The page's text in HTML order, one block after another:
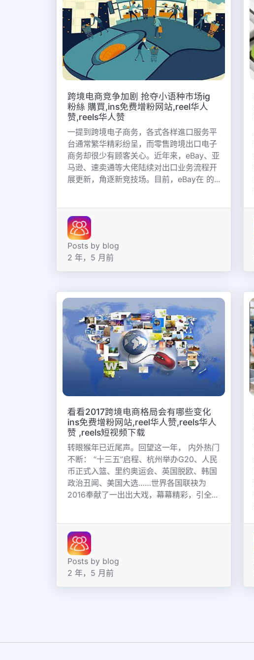
跨境电商竞争加剧 抢夺小语种市场ig
粉絲 購買,ins免费增粉网站,reel华人
赞,reels华人赞
一提到跨境电子商务，各式各样進口服务平
台通常繁华精彩纷呈，而零售跨境出口电子
商务却很少有顾客关心。近年来，eBay、亚
马逊、速卖通等大佬陆续对出口业务流程开
展更新，角逐新竞技场。目前，eBay在 的...
Posts by blog
2 年，5 月前
看看2017跨境电商格局会有哪些变化
ins免费增粉网站,reel华人赞,reels华人
赞 ,reels短视频下载
转眼猴年已近尾声。回望这一年， 内外热门
不断： “十三五”启程、杭州举办G20、人民
币正式入篮、里约奥运会、英国脱欧、韩国
政治丑闻、美国大选……世界各国联袂为
2016奉献了一出出大戏，幕幕精彩，引全...
Posts by blog
2 年，5 月前